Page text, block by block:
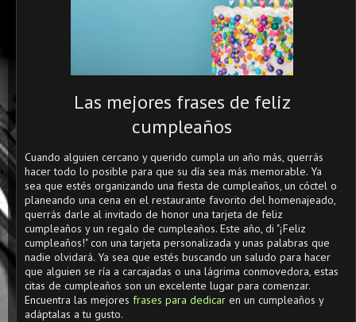
Las mejores frases de feliz
cumpleaños
Cuando alguien cercano y querido cumpla un año más, querrás
hacer todo lo posible para que su día sea más memorable. Ya
sea que estés organizando una fiesta de cumpleaños, un cóctel o
planeando una cena en el restaurante favorito del homenajeado,
querrás darle al invitado de honor una tarjeta de feliz
cumpleaños y un regalo de cumpleaños. Este año, di "¡Feliz
cumpleaños!" con una tarjeta personalizada y unas palabras que
nadie olvidará. Ya sea que estés buscando un saludo para hacer
que alguien se ría a carcajadas o una lágrima conmovedora, estas
citas de cumpleaños son un excelente lugar para comenzar.
Encuentra las mejores frases para dedicar en un cumpleaños y
adáptalas a tu gusto.